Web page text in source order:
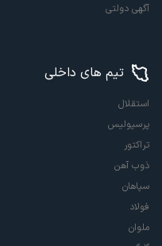
آگهی دولتی
تیم های داخلی
استقلال
پرسپولیس
تراکتور
ذوب آهن
سپاهان
فولاد
ملوان